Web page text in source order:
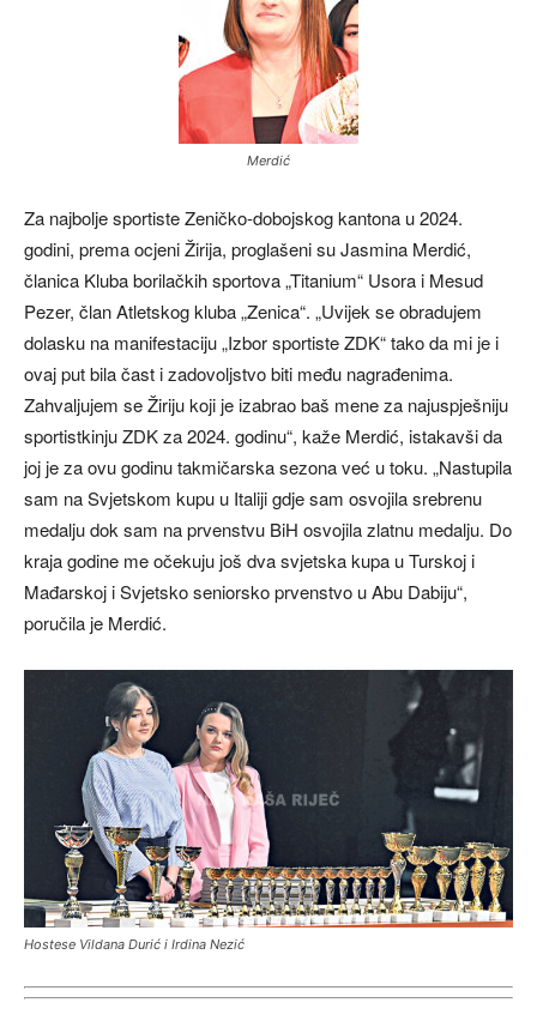
Merdić
Za najbolje sportiste Zeničko-dobojskog kantona u 2024.
godini, prema ocjeni Žirija, proglašeni su Jasmina Merdić,
članica Kluba borilačkih sportova „Titanium“ Usora i Mesud
Pezer, član Atletskog kluba „Zenica“. „Uvijek se obradujem
dolasku na manifestaciju „Izbor sportiste ZDK“ tako da mi je i
ovaj put bila čast i zadovoljstvo biti među nagrađenima.
Zahvaljujem se Žiriju koji je izabrao baš mene za najuspješniju
sportistkinju ZDK za 2024. godinu“, kaže Merdić, istakavši da
joj je za ovu godinu takmičarska sezona već u toku. „Nastupila
sam na Svjetskom kupu u Italiji gdje sam osvojila srebrenu
medalju dok sam na prvenstvu BiH osvojila zlatnu medalju. Do
kraja godine me očekuju još dva svjetska kupa u Turskoj i
Mađarskoj i Svjetsko seniorsko prvenstvo u Abu Dabiju“,
poručila je Merdić.
Hostese Vildana Durić i Irdina Nezić